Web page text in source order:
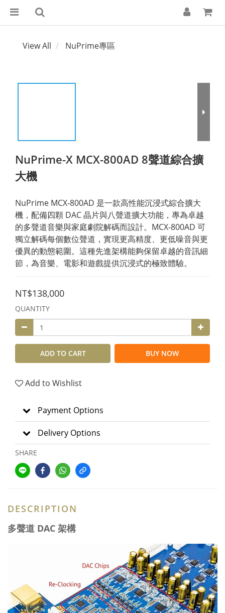
View All NuPrime專區
NuPrime-X MCX-800AD 8聲道綜合擴
大機
NuPrime MCX-800AD 是一款高性能沉浸式綜合擴大
機，配備四顆 DAC 晶片與八聲道擴大功能，專為卓越
的多聲道音樂與家庭劇院解碼而設計。MCX-800AD 可
獨立解碼每個數位聲道，實現更高精度、更低噪音與更
優異的動態範圍。這種先進架構能夠保留卓越的音訊細
節，為音樂、電影和遊戲提供沉浸式的極致體驗。
NT$138,000
QUANTITY
ADD TO CART BUY NOW
Add to Wishlist
Payment Options
Delivery Options
SHARE
DESCRIPTION
多聲道 DAC 架構